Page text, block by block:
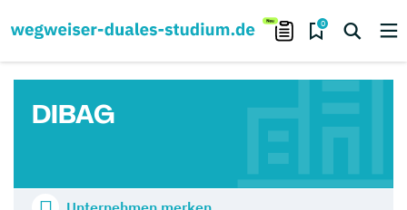
0
DIBAG